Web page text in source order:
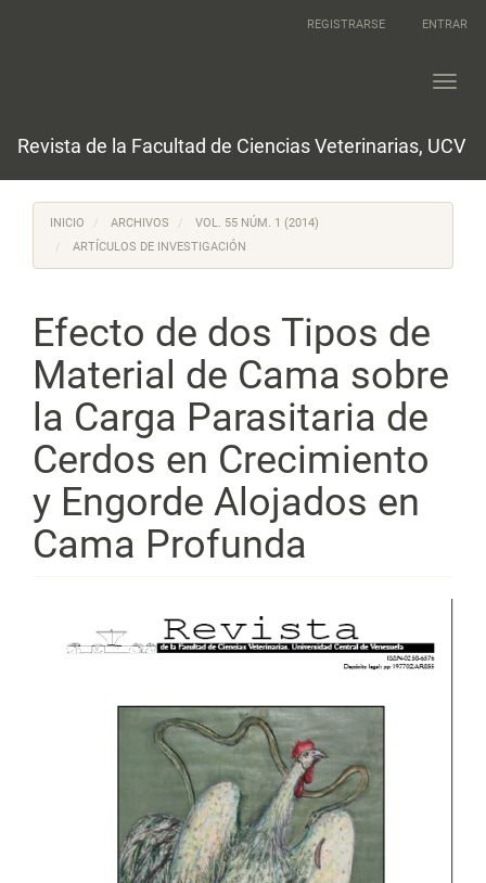
REGISTRARSE ENTRAR
Revista de la Facultad de Ciencias Veterinarias, UCV
INICIO ARCHIVOS
VOL. 55 NÚM. 1 (2014)
ARTÍCULOS DE INVESTIGACIÓN
Efecto de dos Tipos de
Material de Cama sobre
la Carga Parasitaria de
Cerdos en Crecimiento
y Engorde Alojados en
Cama Profunda
lateral